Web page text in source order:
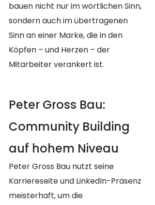
bauen nicht nur im wörtlichen Sinn,
sondern auch im übertragenen
Sinn an einer Marke, die in den
Köpfen – und Herzen – der
Mitarbeiter verankert ist.
Peter Gross Bau:
Community Building
auf hohem Niveau
Peter Gross Bau nutzt seine
Karriereseite und LinkedIn-Präsenz
meisterhaft, um die